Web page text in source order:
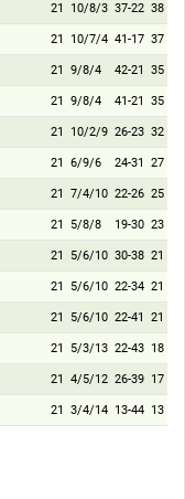
21 10/8/3 37-22 38
21 10/7/4 41-17 37
21 9/8/4 42-21 35
21 9/8/4 41-21 35
21 10/2/9 26-23 32
21 6/9/6 24-31 27
21 7/4/10 22-26 25
21 5/8/8 19-30 23
21 5/6/10 30-38 21
21 5/6/10 22-34 21
21 5/6/10 22-41 21
21 5/3/13 22-43 18
21 4/5/12 26-39 17
21 3/4/14 13-44 13